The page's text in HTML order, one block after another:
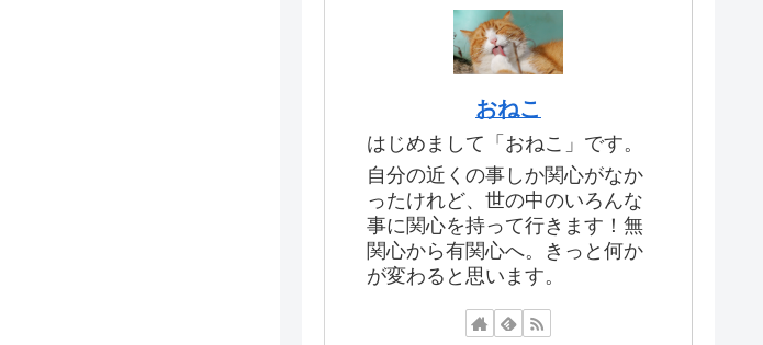
おねこ
はじめまして「おねこ」です。
自分の近くの事しか関心がなか
ったけれど、世の中のいろんな
事に関心を持って行きます！無
関心から有関心へ。きっと何か
が変わると思います。